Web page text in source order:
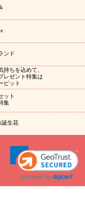
んです」キャンペーン
誕生日フラワーギフ
(リンドウ)
んです」キャンペーン
特急便
お祝い商品一覧
祝い 退職祝い
祝い
お中元・暑中見舞い
急便 お供え
四十九日法要以降に贈る
トギフト
ギフト ビジネス用
ご
ブドフラワー
スタイ
ンド花 お祝い
お供
ィ胡蝶蘭・お祝い
ミデ
ンド
持ちを込めて、
レゼント特集は
ピット
ット
集
誕生花